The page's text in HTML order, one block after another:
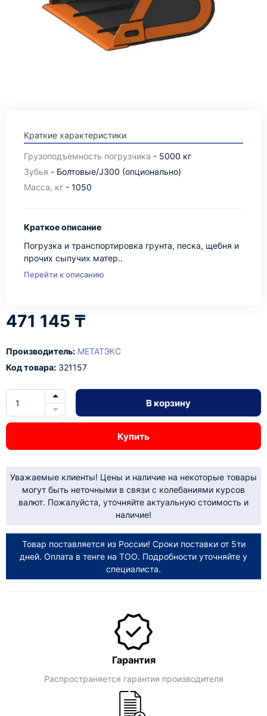
Краткие характеристики
Грузоподъемность погрузчика - 5000 кг
Зубья - Болтовые/J300 (опционально)
Масса, кг - 1050
Краткое описание
Погрузка и транспортировка грунта, песка, щебня и
прочих сыпучих матер..
Перейти к описанию
471 145 ₸
Производитель: МЕТАТЭКС
Код товара: 321157
В корзину
Купить
Уважаемые клиенты! Цены и наличие на некоторые товары
могут быть неточными в связи с колебаниями курсов
валют. Пожалуйста, уточняйте актуальную стоимость и
наличие!
Товар поставляется из России! Сроки поставки от 5ти
дней. Оплата в тенге на ТОО. Подробности уточняйте у
специалиста.
Гарантия
Распространяется гарантия производителя